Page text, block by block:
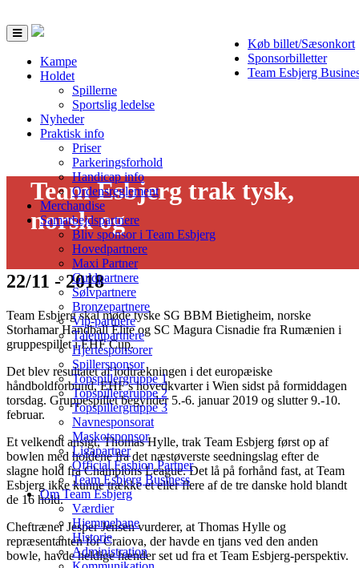
Køb billet/Sæsonkort
Sponsorbilletter
Team Esbjerg
Toggle
navigation
Kampe
Holdet
Spillerne
Sportslig ledelse
Nyheder
Praktisk info
Priser
Parkeringsforhold
Handicap info
Ordensreglement
Merchandise
Samarbejdspartnere
Bliv sponsor i Team Esbjerg
Hovedpartnere
Maxi Partner
Guldpartnere
Sølvpartnere
Bronzepartnere
Vip-partnere
Talentpartnere
Hjertesponsorer
Spillersponsor
Topspillergruppe 1
Topspillergruppe 2
Topspillergruppe 3
Navnesponsorat
Maskotsponsor
Ligapartner
Official Fashion Partner
Team Esbjerg Business
Om Team Esbjerg
Værdier
Hjemmebane
Historie
Administration
Team Esbjerg trak tysk,
norsk og
22/11 - 2018
Team Esbjerg skal møde tyske SG BBM Bietigheim, norske
Storhamar Handball Elite og SC Magura Cisnadie fra Rumænien i
gruppespillet i EHF Cup.
Det blev resultatet af lodtrækningen i det europæiske
håndboldforbund, EHF’s hovedkvarter i Wien sidst på formiddagen
torsdag. Gruppespillet begynder 5.-6. januar 2019 og slutter 9.-10.
februar.
Et velkendt ansigt, Thomas Hylle, trak Team Esbjerg først op af
bowlen med holdene fra det næstøverste seedningslag efter de
slagne hold fra Champions League. Det lå på forhånd fast, at Team
Esbjerg ikke kunne trække et eller flere af de tre danske hold blandt
de 16 hold.
Cheftræner Jesper Jensen vurderer, at Thomas Hylle og
repræsentanten for Craiova, der havde en tjans ved den anden
bowle, havde heldige hænder set ud fra et Team Esbjerg-perspektiv.